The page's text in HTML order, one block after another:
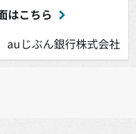
はこちら
auじぶん銀行株式会社